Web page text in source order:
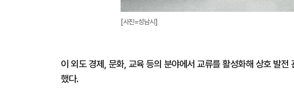
[사진=성남시]
이 외도 경제, 문화, 교육 등의 분야에서 교류를 활성화해 상호 발전
했다.